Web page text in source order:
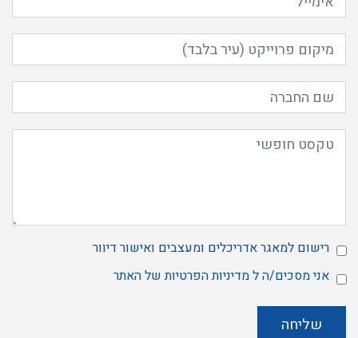
הרשמה
רישום למאגר אדריכלים ומעצבים ואישור דיוור
מסכים/ה
אני מסכים/ה למדיניות הפרטיותשל האתר
שליחה